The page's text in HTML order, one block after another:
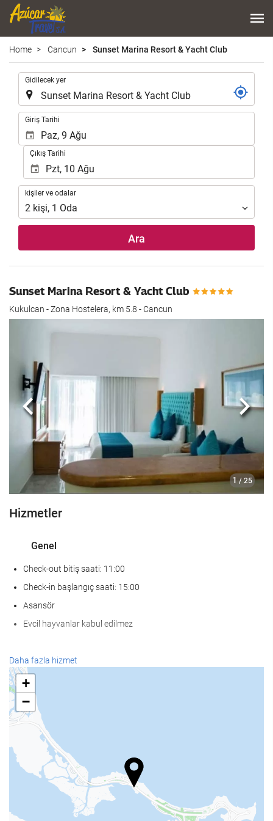
Home Cancun Sunset Marina Resort & Yacht Club
Gidilecek yer
Giriş Tarihi
Çıkış Tarihi
kişiler
ve
odalar
kişiler ve odalar
2 kişi, 1 Oda
Ara
Sunset Marina Resort & Yacht Club
Kukulcan - Zona Hostelera, km 5.8 - Cancun
1 / 25
Önceki
Hizmetler
Genel
Check-out bitiş saati: 11:00
Check-in başlangıç saati: 15:00
Asansör
Evcil hayvanlar kabul edilmez
KarÅÄ±lama hizmetleri
24-saat açık resepsiyon
Bagaj muhafazası
Yiyecek ve içecek
À la carte restoran
Bar
Daha fazla hizmet
+
−